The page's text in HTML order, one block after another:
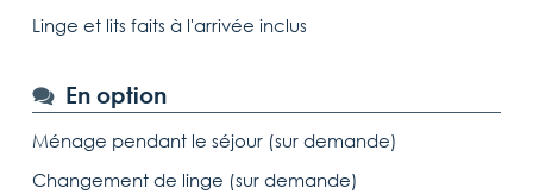
Linge et lits faits à l'arrivée inclus
En option
Ménage pendant le séjour (sur demande)
Changement de linge (sur demande)